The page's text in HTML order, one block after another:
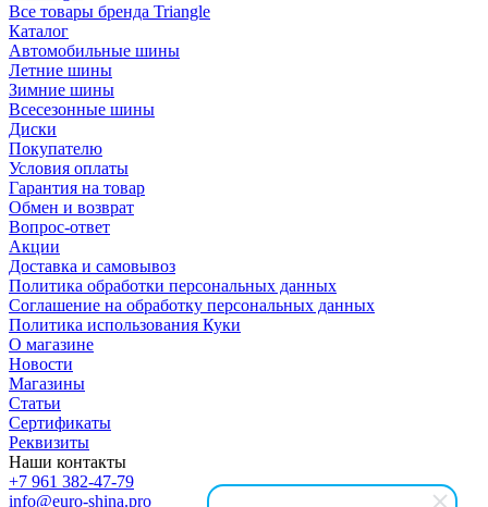
Все товары бренда Triangle
Каталог
Автомобильные шины
Летние шины
Зимние шины
Всесезонные шины
Диски
Покупателю
Условия оплаты
Гарантия на товар
Обмен и возврат
Вопрос-ответ
Акции
Доставка и самовывоз
Политика обработки персональных данных
Соглашение на обработку персональных данных
Политика использования Куки
О магазине
Новости
Магазины
Статьи
Сертификаты
Реквизиты
Наши контакты
+7 961 382-47-79
info@euro-shina.pro